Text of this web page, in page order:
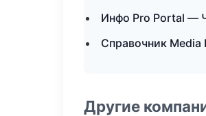
Инфо Pro Portal —
Справочник
Другие